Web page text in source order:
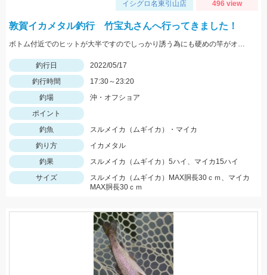
イシグロ名東引山店 496 view
敦賀イカメタル釣行 竹宝丸さんへ行ってきました！
ボトム付近でのヒットが大半ですのでしっかり誘う為にも硬めの竿がオススメ！スッテは基本色の赤緑・赤黄などの20号がメインです。
釣行日
2022/05/17
釣行時間
17:30～23:20
釣場
沖・オフショア
ポイント
釣魚
スルメイカ（ムギイカ）・マイカ
釣り方
イカメタル
釣果
スルメイカ（ムギイカ）5ハイ、マイカ15ハイ
サイズ
スルメイカ（ムギイカ）MAX胴長30ｃｍ、マイカ
MAX胴長30ｃｍ